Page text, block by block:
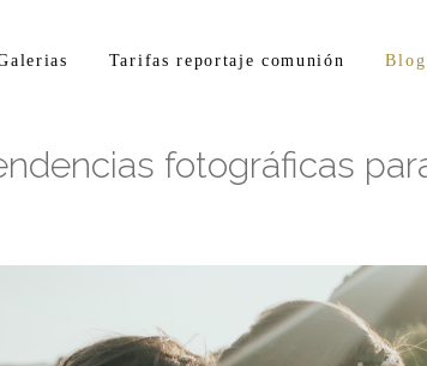
Tarifas reportaje comunión Blog
fotográficas